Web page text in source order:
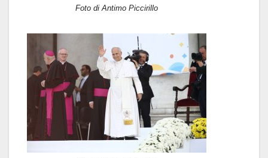
Foto di Antimo Piccirillo